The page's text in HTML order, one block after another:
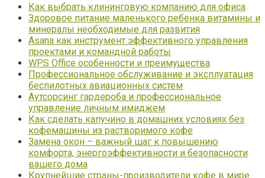
Как выбрать клининговую компанию для офиса
Здоровое питание маленького ребенка витамины и
минералы необходимые для развития
Asana как инструмент эффективного управления
проектами и командной работы
WPS Office особенности и преимущества
Профессиональное обслуживание и эксплуатация
беспилотных авиационных систем
Аутсорсинг гардероба и профессиональное
управление личным имиджем
Как сделать капучино в домашних условиях без
кофемашины из растворимого кофе
Замена окон – важный шаг к повышению
комфорта, энергоэффективности и безопасности
вашего дома
Крупнейшие страны-производители кофе в мире